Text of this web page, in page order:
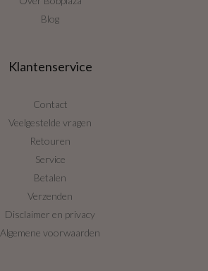
Blog
Klantenservice
Contact
Veelgestelde vragen
Retouren
Service
Betalen
Verzenden
Disclaimer en privacy
Algemene voorwaarden